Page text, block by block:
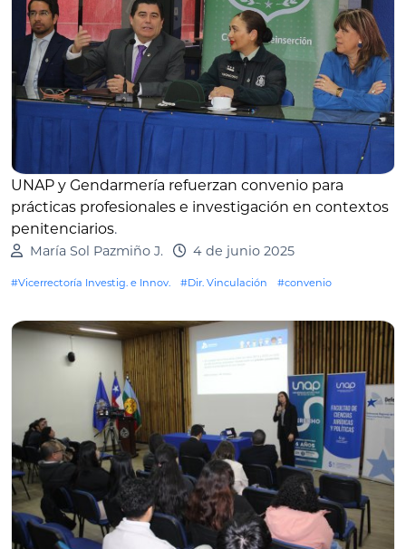
UNAP y Gendarmería refuerzan convenio para
prácticas profesionales e investigación en contextos
penitenciarios.
María Sol Pazmiño J. 4 de junio 2025
#Vicerrectoría Investig. e Innov. #Dir. Vinculación #convenio